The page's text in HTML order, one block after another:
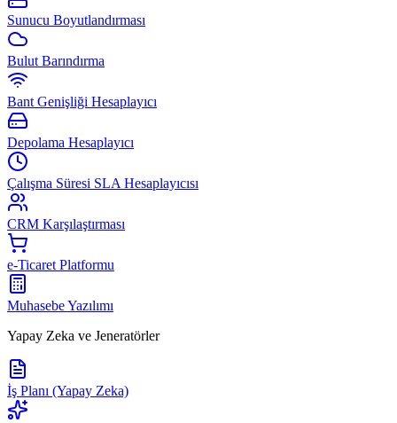
Sunucu Boyutlandırması
Bulut Barındırma
Bant Genişliği Hesaplayıcı
Depolama Hesaplayıcı
Çalışma Süresi SLA Hesaplayıcısı
CRM Karşılaştırması
e-Ticaret Platformu
Muhasebe Yazılımı
Yapay Zeka ve Jeneratörler
İş Planı (Yapay Zeka)